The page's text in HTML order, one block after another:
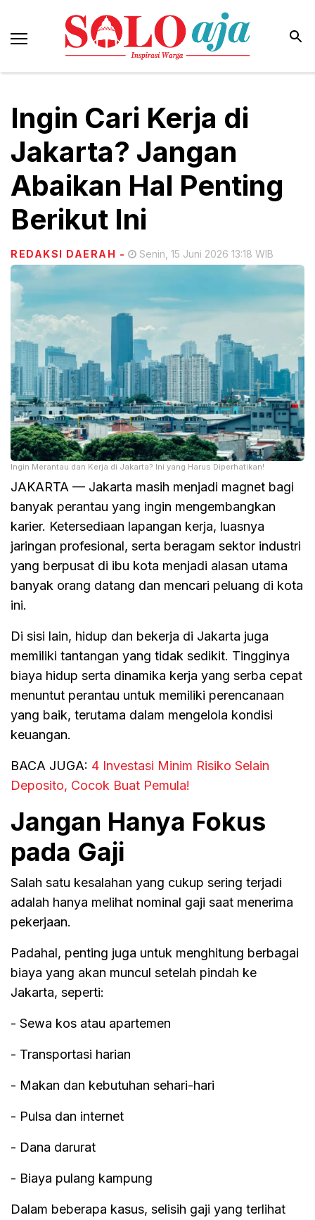
Ingin Cari Kerja di
Jakarta? Jangan
Abaikan Hal Penting
Berikut Ini
REDAKSI DAERAH - Senin, 15 Juni 2026 13:18 WIB
Ingin Merantau dan Kerja di Jakarta? Ini yang Harus Diperhatikan!
JAKARTA — Jakarta masih menjadi magnet bagi
banyak perantau yang ingin mengembangkan
karier. Ketersediaan lapangan kerja, luasnya
jaringan profesional, serta beragam sektor industri
yang berpusat di ibu kota menjadi alasan utama
banyak orang datang dan mencari peluang di kota
ini.
Di sisi lain, hidup dan bekerja di Jakarta juga
memiliki tantangan yang tidak sedikit. Tingginya
biaya hidup serta dinamika kerja yang serba cepat
menuntut perantau untuk memiliki perencanaan
yang baik, terutama dalam mengelola kondisi
keuangan.
BACA JUGA: 4 Investasi Minim Risiko Selain
Deposito, Cocok Buat Pemula!
Jangan Hanya Fokus
pada Gaji
Salah satu kesalahan yang cukup sering terjadi
adalah hanya melihat nominal gaji saat menerima
pekerjaan.
Padahal, penting juga untuk menghitung berbagai
biaya yang akan muncul setelah pindah ke
Jakarta, seperti:
- Sewa kos atau apartemen
- Transportasi harian
- Makan dan kebutuhan sehari-hari
- Pulsa dan internet
- Dana darurat
- Biaya pulang kampung
Dalam beberapa kasus, selisih gaji yang terlihat